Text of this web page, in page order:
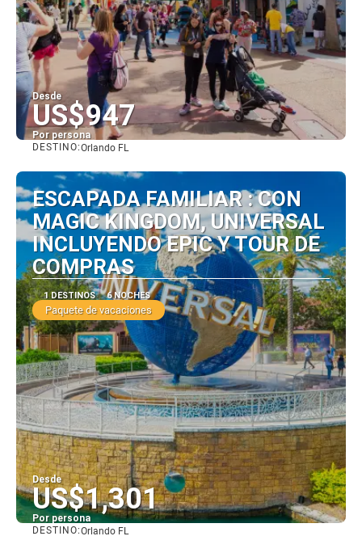
Desde
US$947
Por persona
DESTINO:Orlando FL
ESCAPADA FAMILIAR : CON
MAGIC KINGDOM, UNIVERSAL
INCLUYENDO EPIC Y TOUR DE
COMPRAS
1 DESTINOS 6 NOCHES
Paquete de vacaciones
Desde
US$1,301
Por persona
DESTINO:Orlando FL